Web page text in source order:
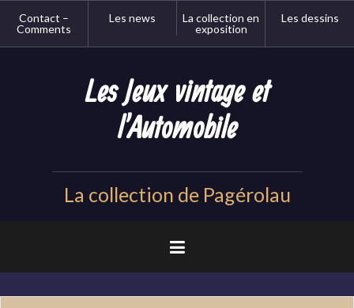
Contact –
Comments
Les news
La collection en
exposition
Les dessins
Les Jeux vintage et
l'Automobile
La collection de Pagérolau